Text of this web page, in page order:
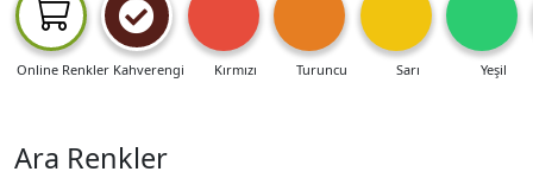
Online Renkler Kahverengi Kırmızı Turuncu Sarı Yeşil
Ara Renkler